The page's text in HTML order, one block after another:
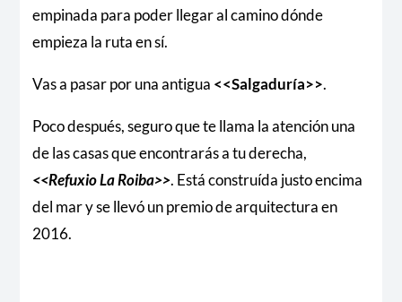
empinada para poder llegar al camino dónde
empieza la ruta en sí.
Vas a pasar por una antigua <<Salgaduría>>.
Poco después, seguro que te llama la atención una
de las casas que encontrarás a tu derecha,
<<Refuxio La Roiba>>. Está construída justo encima
del mar y se llevó un premio de arquitectura en
2016.